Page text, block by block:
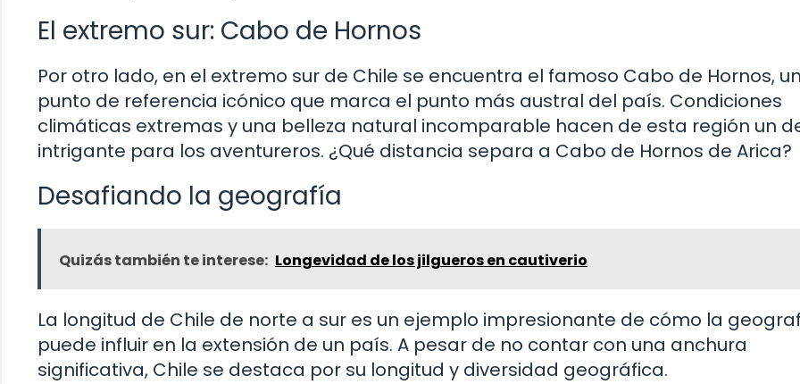
El extremo sur: Cabo de Hornos
Por otro lado, en el extremo sur de Chile se encuentra el famoso Cabo de Hornos,
punto de referencia icónico que marca el punto más austral del país. Condiciones
climáticas extremas y una belleza natural incomparable hacen de esta región un
intrigante para los aventureros. ¿Qué distancia separa a Cabo de Hornos de Arica?
Desafiando la geografía
Quizás también te interese: Longevidad de los jilgueros en cautiverio
La longitud de Chile de norte a sur es un ejemplo impresionante de cómo la
puede influir en la extensión de un país. A pesar de no contar con una anchura
significativa, Chile se destaca por su longitud y diversidad geográfica.